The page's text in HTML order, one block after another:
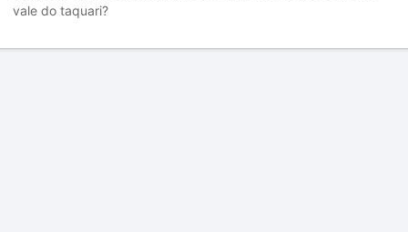
vale do taquari?